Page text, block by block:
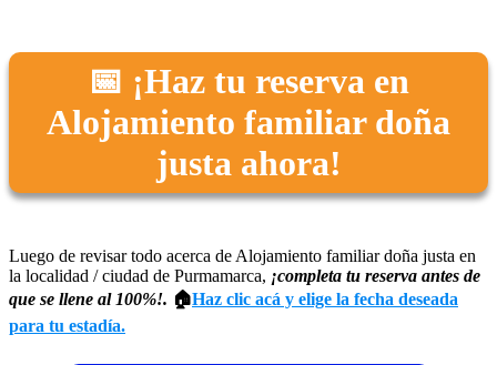
📅 ¡Haz tu reserva en
Alojamiento familiar doña
justa ahora!
Luego de revisar todo acerca de Alojamiento familiar doña justa en
la localidad / ciudad de Purmamarca, ¡completa tu reserva antes de
que se llene al 100%!. 🏠Haz clic acá y elige la fecha deseada
para tu estadía.